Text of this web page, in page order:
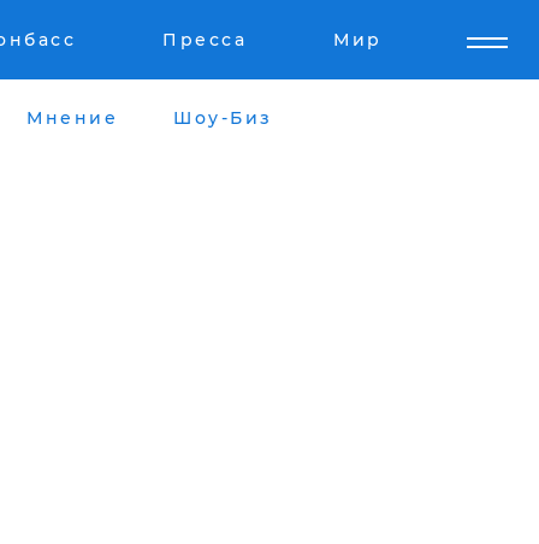
Пресса Мир
Мнение Шоу-Биз